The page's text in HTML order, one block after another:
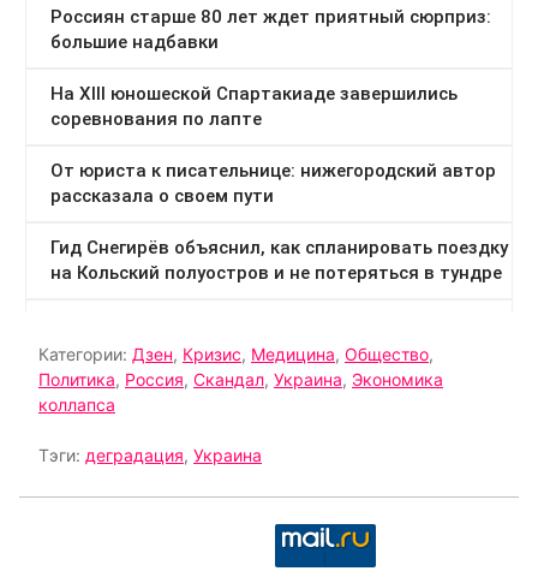
Категории: Дзен, Кризис, Медицина, Общество,
Политика, Россия, Скандал, Украина, Экономика
коллапса
Тэги: деградация, Украина